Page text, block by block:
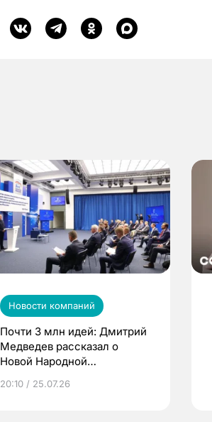
Новости компаний
Почти 3 млн идей: Дмитрий
Медведев рассказал о
Новой Народной
20:10 / 25.07.26